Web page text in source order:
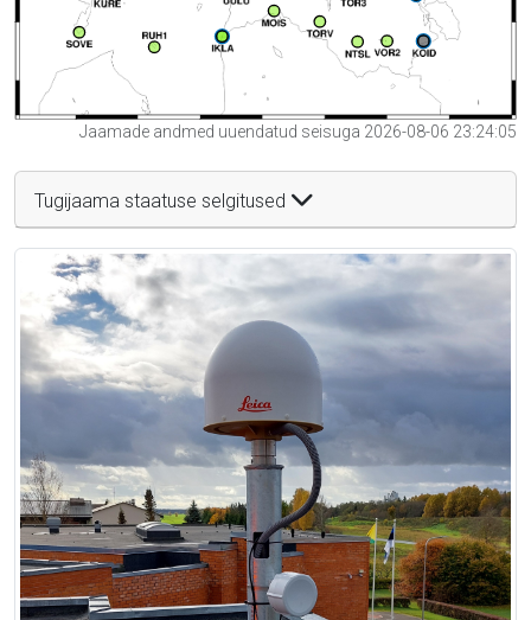
Jaamade andmed uuendatud seisuga 2026-08-06 23:24:05
Tugijaama staatuse selgitused